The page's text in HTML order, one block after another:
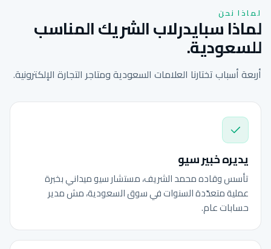
لماذا نحن
لماذا سبايدرلاب الشريك المناسب
للسعودية.
أربعة أسباب تختارنا العلامات السعودية ومتاجر التجارة الإلكترونية.
يديره خبير سيو
تأسس وقاده محمد الشريف، مستشار سيو ميداني بخبرة
عملية متعدّدة السنوات في سوق السعودية، مش مدير
حسابات عام.